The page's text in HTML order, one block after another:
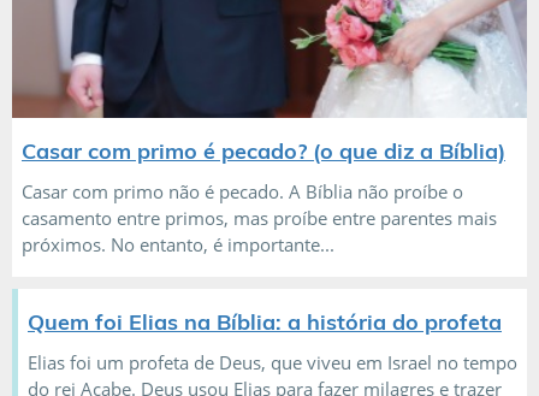
Casar com primo é pecado? (o que diz a Bíblia)
Casar com primo não é pecado. A Bíblia não proíbe o
casamento entre primos, mas proíbe entre parentes mais
próximos. No entanto, é importante...
Quem foi Elias na Bíblia: a história do profeta
Elias foi um profeta de Deus, que viveu em Israel no tempo
do rei Acabe. Deus usou Elias para fazer milagres e trazer